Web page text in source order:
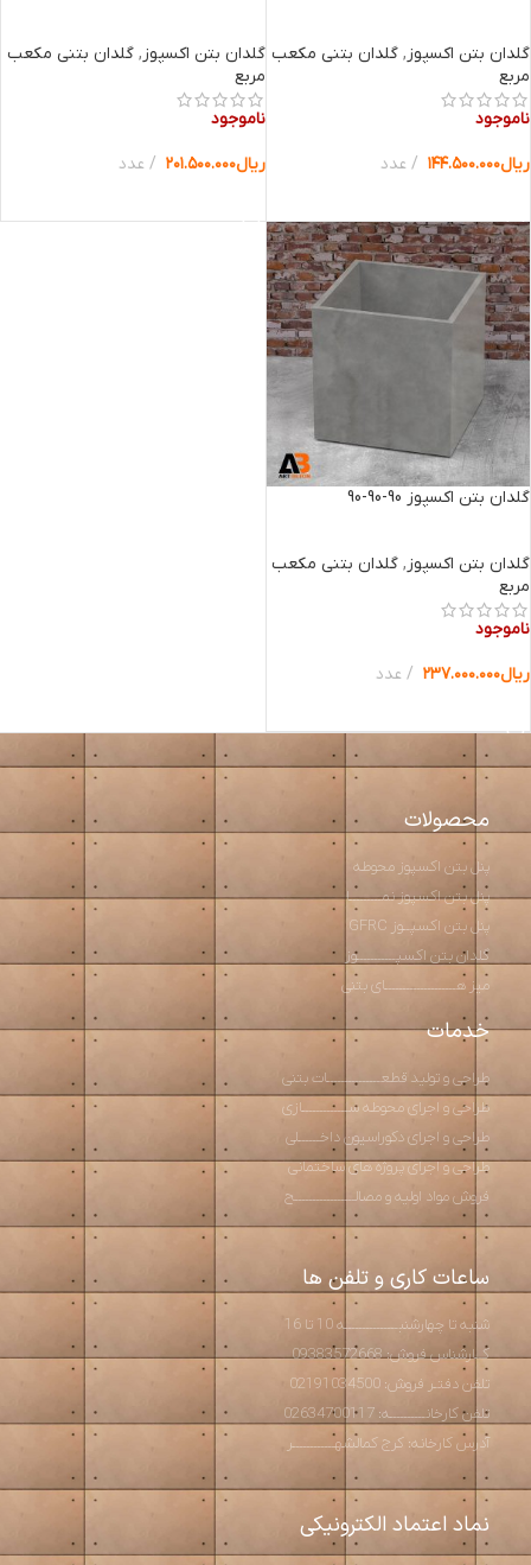
گلدان بتن اکسپوز, گلدان بتنی مکعب
مربع
ناموجود
ریال۱۴۴.۵۰۰.۰۰۰ عدد
گلدان بتن اکسپوز, گلدان بتنی مکعب
مربع
ناموجود
ریال۲۰۱.۵۰۰.۰۰۰ عدد
گلدان بتن اکسپوز 90-90-90
گلدان بتن اکسپوز , گلدان بتنی مکعب
مربع
ناموجود
ریال۲۳۷.۰۰۰.۰۰۰ عدد
محصولات
پنل بتن اکسپوز محوطه
پنل بتن اکسپوز نمـــــــــا
پنل بتن اکسپــوز GFRC
گلدان بتن اکسپـــــــــــوز
میز هــــــــــــــــــــای بتنی
خدمات
طراحی و تولید قطعـــــــــــــــات بتنی
طراحی و اجرای محوطه ســـــــــــــازی
طراحی و اجرای دکوراسیون داخــــــلی
طراحی و اجرای پروژه های ساختمانی
فروش مواد اولیه و مصالـــــــــــــــــح
ساعات کاری و تلفن ها
شنبه تا چهارشنبـــــــــــــــه 10 تا 16
کــارشناس فروش: 09383572668
تلفن دفتـر فروش: 02191034500
تلفن کارخانــــــــــه: 02634700117
آدرس کارخانه: کرج کمالشهــــــــــــر
نماد اعتماد الکترونیکی